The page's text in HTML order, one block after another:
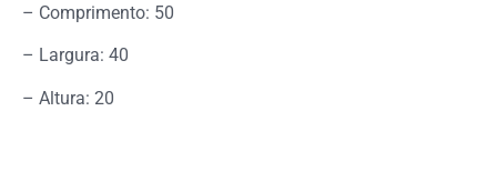
– Comprimento: 50
– Largura: 40
– Altura: 20